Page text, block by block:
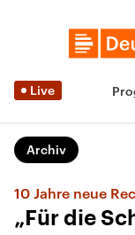
Live
Archiv
10 Jahre neue
„Für die